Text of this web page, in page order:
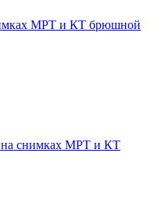
МРТ и КТ брюшной
на снимках МРТ и КТ